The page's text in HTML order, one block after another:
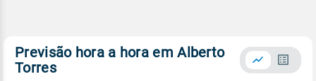
Previsão hora a hora em Alberto
Torres